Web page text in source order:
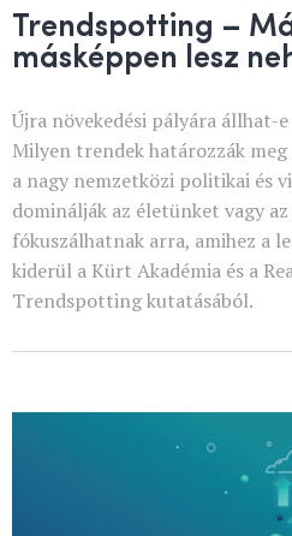
Trendspotting –
másképpen lesz
Újra növekedési pályára állhat-
Milyen trendek határozzák
a nagy nemzetközi politikai és
dominálják az életünket vagy
fókuszálhatnak arra, amihez a
kiderül a Kürt Akadémia és a
Trendspotting kutatásából.